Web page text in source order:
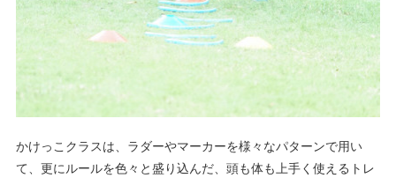
かけっこクラスは、ラダーやマーカーを様々なパターンで用い
て、更にルールを色々と盛り込んだ、頭も体も上手く使えるトレ